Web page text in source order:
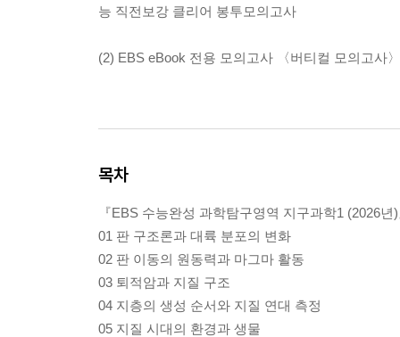
능 직전보강 클리어 봉투모의고사
(2) EBS eBook 전용 모의고사 〈버티컬 모의고사
목차
『EBS 수능완성 과학탐구영역 지구과학1 (2026년
01 판 구조론과 대륙 분포의 변화
02 판 이동의 원동력과 마그마 활동
03 퇴적암과 지질 구조
04 지층의 생성 순서와 지질 연대 측정
05 지질 시대의 환경과 생물